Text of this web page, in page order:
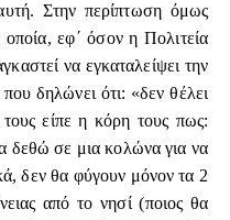
Στην περίπτωση όμως
οποία, εφ΄ όσον η Πολιτεία
να εγκαταλείψει την
δηλώνει ότι: «δεν θέλει
είπε η κόρη τους πως:
δεθώ σε μια κολώνα για να
δεν θα φύγουν μόνον τα 2
από το νησί (ποιος θα